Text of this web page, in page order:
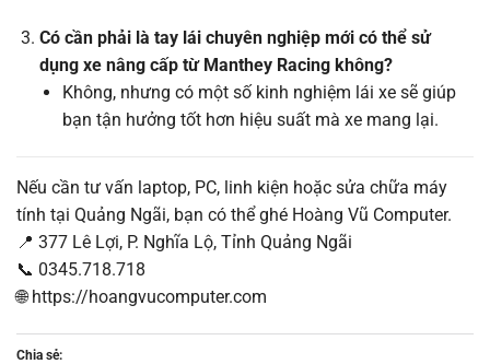
Có cần phải là tay lái chuyên nghiệp mới có thể sử
dụng xe nâng cấp từ Manthey Racing không?
Không, nhưng có một số kinh nghiệm lái xe sẽ giúp
bạn tận hưởng tốt hơn hiệu suất mà xe mang lại.
Nếu cần tư vấn laptop, PC, linh kiện hoặc sửa chữa máy
tính tại Quảng Ngãi, bạn có thể ghé Hoàng Vũ Computer.
📍 377 Lê Lợi, P. Nghĩa Lộ, Tỉnh Quảng Ngãi
📞 0345.718.718
🌐 https://hoangvucomputer.com
Chia sẻ: